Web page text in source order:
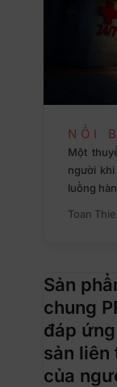
NỔI
Một
người
luồng
Toan
Sản
chung
đáp
sản liên
của